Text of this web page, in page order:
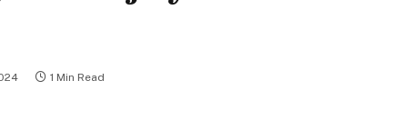
1 Min Read